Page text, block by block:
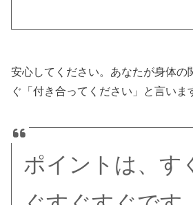
安心してください。あなたが身体の
ぐ「付き合ってください」と言いま
ポイントは、す